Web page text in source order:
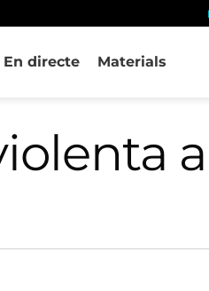
En directe Materials